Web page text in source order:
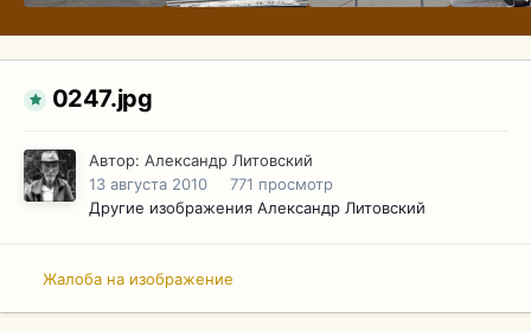
0247.jpg
Автор: Александр Литовский
13 августа 2010
771 просмотр
Другие изображения Александр Литовский
Жалоба на изображение